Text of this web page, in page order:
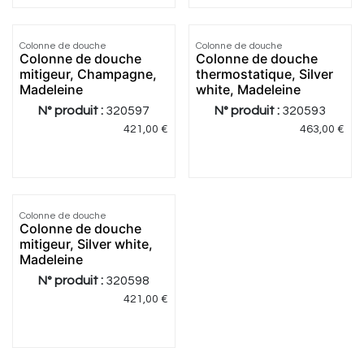
Colonne de douche
Colonne de douche
mitigeur, Champagne,
Madeleine
N° produit : 320597
421,00 €
Colonne de douche
Colonne de douche
thermostatique, Silver
white, Madeleine
N° produit : 320593
463,00 €
Colonne de douche
Colonne de douche
mitigeur, Silver white,
Madeleine
N° produit : 320598
421,00 €